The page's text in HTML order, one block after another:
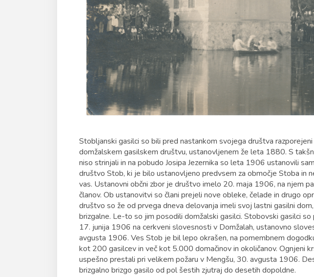
Stobljanski gasilci so bili pred nastankom svojega društva
domžalskem gasilskem društvu, ustanovljenem že leta 1880. S
niso strinjali in na pobudo Josipa Jezernika so leta 1906 ustanovili
društvo Stob, ki je bilo ustanovljeno predvsem za območje Stoba in
vas. Ustanovni občni zbor je društvo imelo 20. maja 1906, na njem
članov. Ob ustanovitvi so člani prejeli nove obleke, čelade in drugo
društvo so že od prvega dneva delovanja imeli svoj lastni gasilni
brizgalne. Le-to so jim posodili domžalski gasilci. Stobovski gasilci so
17. junija 1906 na cerkveni slovesnosti v Domžalah, ustanovno
avgusta 1906. Ves Stob je bil lepo okrašen, na pomembnem
kot 200 gasilcev in več kot 5.000 domačinov in okoličanov. Ognjeni
uspešno prestali pri velikem požaru v Mengšu, 30. avgusta 1906.
brizgalno brizgo gasilo od pol šestih zjutraj do desetih dopoldne.